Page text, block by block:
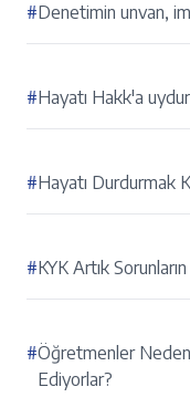
#Denetimin unvan,
#Hayatı Hakk'a
#Hayatı Durdurmak
#KYK Artık
#Öğretmenler
Ediyorlar?